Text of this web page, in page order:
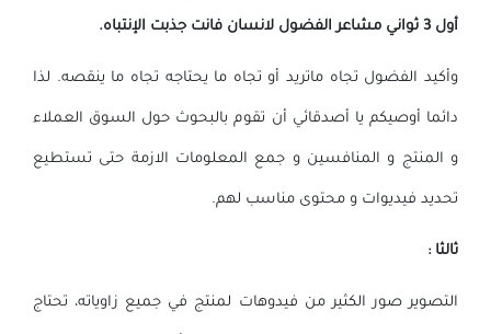
أول 3 ثواني مشاعر الفضول لانسان فانت جذبت الإنتباه.
وأكيد الفضول تجاه ماتريد أو تجاه ما يحتاجه تجاه ما ينقصه. لذا
دائما أوصيكم يا أصدقائي أن تقوم بالبحوث حول السوق العملاء
و المنتج و المنافسين و جمع المعلومات الازمة حتى تستطيع
تحديد فيديوات و محتوى مناسب لهم.
ثالثا :
التصوير صور الكثير من فيدوهات لمنتج في جميع زاوياته، تحتاج